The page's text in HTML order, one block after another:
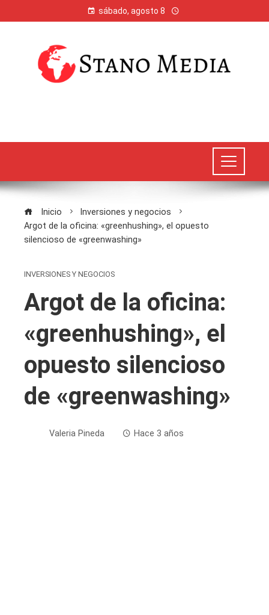
sábado, agosto 8
Inicio
Inversiones y negocios
Argot de la oficina: «greenhushing», el opuesto
silencioso de «greenwashing»
INVERSIONES Y NEGOCIOS
Argot de la oficina:
«greenhushing», el
opuesto silencioso
de «greenwashing»
Valeria Pineda Hace 3 años